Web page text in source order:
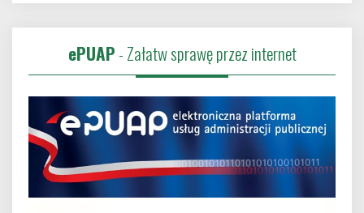
ePUAP- Załatw sprawę przez internet